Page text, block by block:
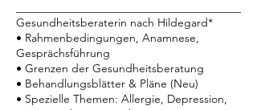
Gesundheitsberaterin nach Hildegard*
• Rahmenbedingungen, Anamnese,
Gesprächsführung
• Grenzen der Gesundheitsberatung
• Behandlungsblätter & Pläne (Neu)
• Spezielle Themen: Allergie, Depression,